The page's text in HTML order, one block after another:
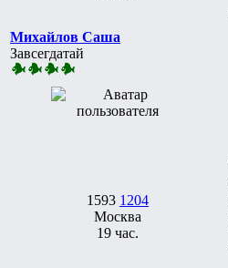
Михайлов Саша
Завсегдатай
1593 1204
Москва
19 час.